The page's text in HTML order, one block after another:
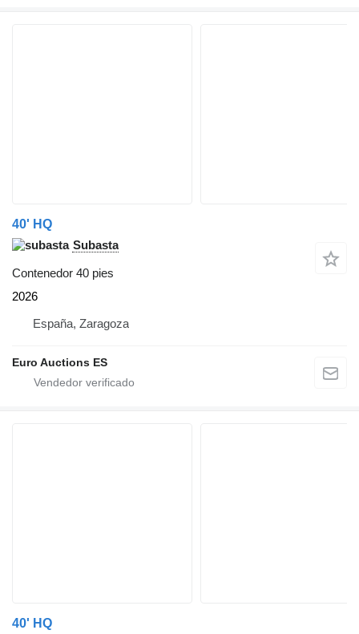
40' HQ
Subasta
Contenedor 40 pies
2026
España, Zaragoza
Euro Auctions ES
40' HQ